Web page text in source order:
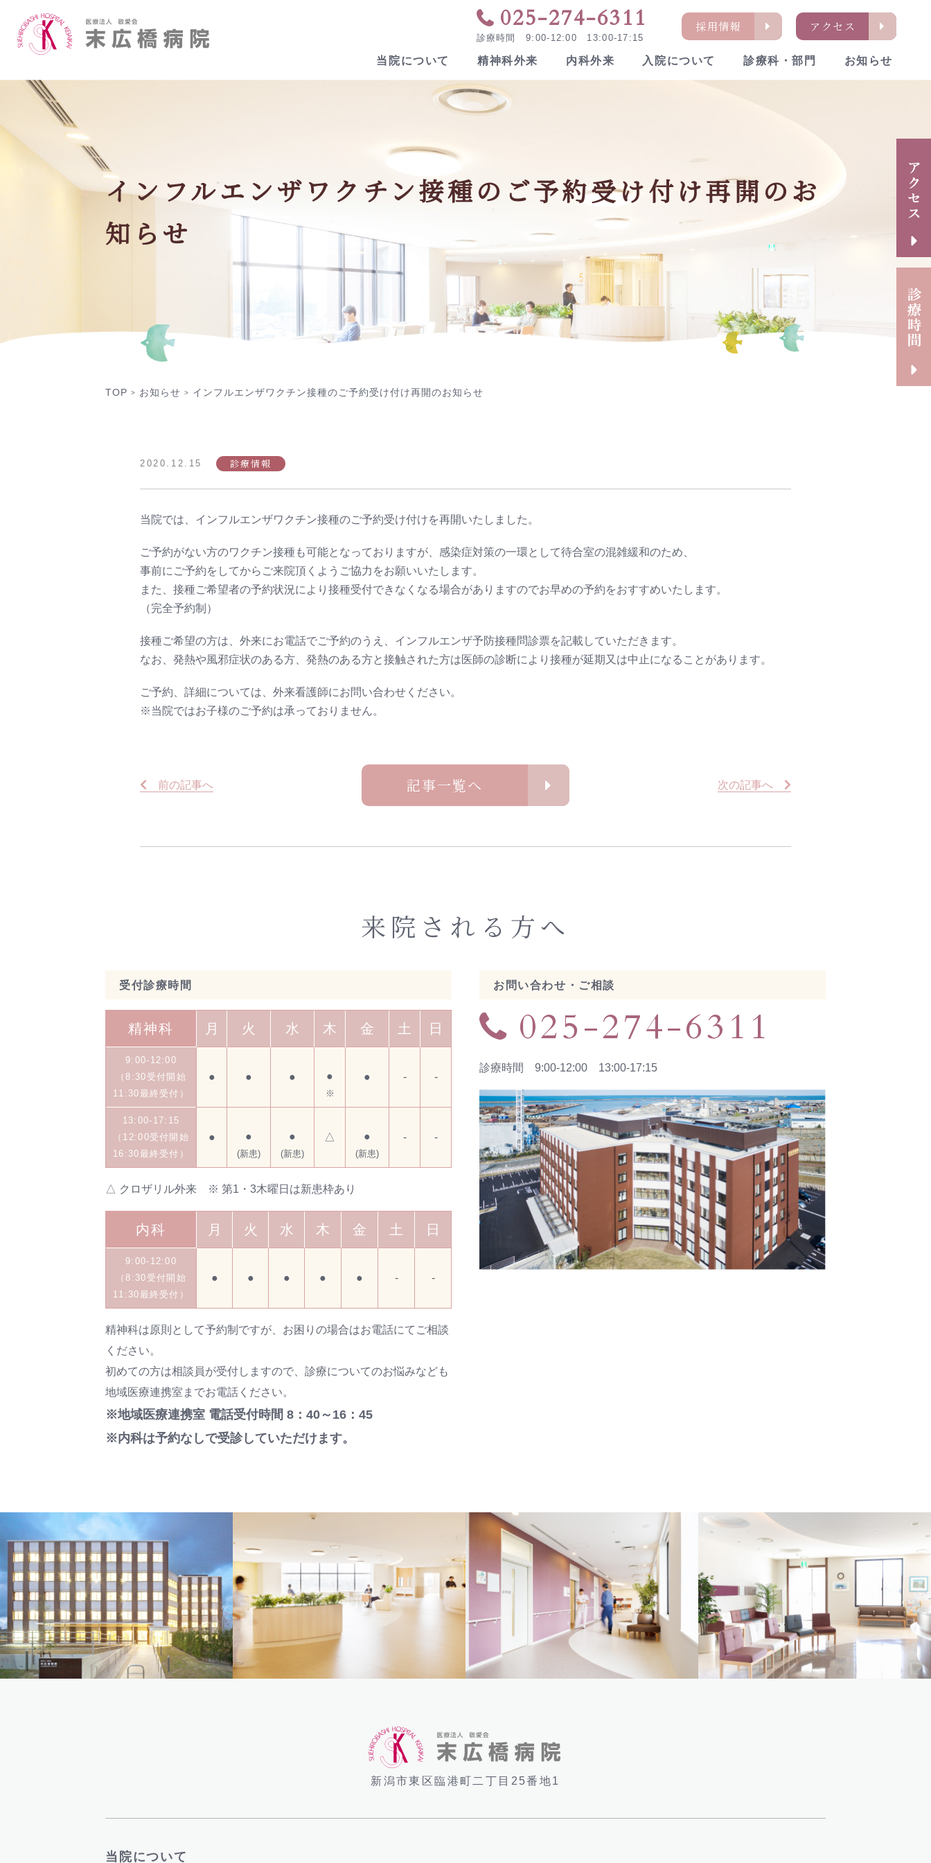
025-274-6311
診療時間 9:00-12:00 13:00-17:15
採用情報 アクセス
当院について
病院概要
フロア案内
当院の医療について詳しく知りたい方へ
精神科外来 内科外来 入院について 診療科・部門
看護部
作業療法
お知らせ
インフルエンザワクチン接種のご予約受け付け再開のお
知らせ
TOP > お知らせ > インフルエンザワクチン接種のご予約受け付け再開のお知らせ
2020.12.15 診療情報
当院では、インフルエンザワクチン接種のご予約受け付けを再開いたしました。
ご予約がない方のワクチン接種も可能となっておりますが、感染症対策の一環として待合室の混雑緩和のため、
事前にご予約をしてからご来院頂くようご協力をお願いいたします。
また、接種ご希望者の予約状況により接種受付できなくなる場合がありますのでお早めの予約をおすすめいたします。
（完全予約制）
接種ご希望の方は、外来にお電話でご予約のうえ、インフルエンザ予防接種問診票を記載していただきます。
なお、発熱や風邪症状のある方、発熱のある方と接触された方は医師の診断により接種が延期又は中止になることがあります。
ご予約、詳細については、外来看護師にお問い合わせください。
※当院ではお子様のご予約は承っておりません。
前の記事へ 記事一覧へ 次の記事へ
来院される方へ
受付診療時間
精神科 月 火 水 木 金 土 日
9:00-12:00
（8:30受付開始
11:30最終受付）
● ● ● ●
※
● - -
13:00-17:15
（12:00受付開始
16:30最終受付）
● ●
(新患)
●
(新患)
△ ●
(新患)
- -
△ クロザリル外来 ※ 第1・3木曜日は新患枠あり
内科 月 火 水 木 金 土 日
9:00-12:00
（8:30受付開始
11:30最終受付）
● ● ● ● ● - -
精神科は原則として予約制ですが、お困りの場合はお電話にてご相談
ください。
初めての方は相談員が受付しますので、診療についてのお悩みなども
地域医療連携室までお電話ください。
※地域医療連携室 電話受付時間 8：40～16：45
※内科は予約なしで受診していただけます。
お問い合わせ・ご相談
025-274-6311
診療時間 9:00-12:00 13:00-17:15
新潟市東区臨港町二丁目25番地1
当院について